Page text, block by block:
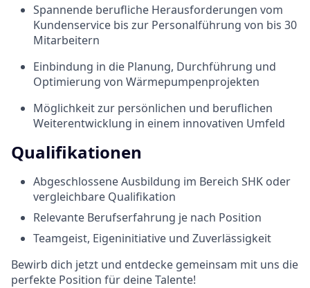
Spannende berufliche Herausforderungen vom
Kundenservice bis zur Personalführung von bis 30
Mitarbeitern
Einbindung in die Planung, Durchführung und
Optimierung von Wärmepumpenprojekten
Möglichkeit zur persönlichen und beruflichen
Weiterentwicklung in einem innovativen Umfeld
Qualifikationen
Abgeschlossene Ausbildung im Bereich SHK oder
vergleichbare Qualifikation
Relevante Berufserfahrung je nach Position
Teamgeist, Eigeninitiative und Zuverlässigkeit
Bewirb dich jetzt und entdecke gemeinsam mit uns die
perfekte Position für deine Talente!